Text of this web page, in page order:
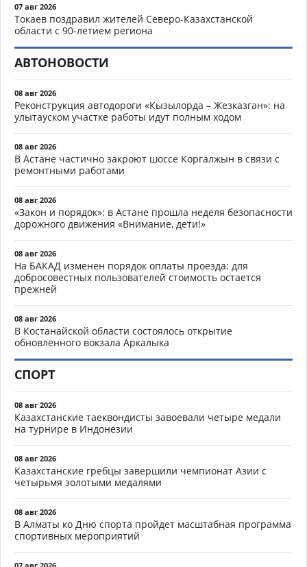
07 авг 2026
Токаев поздравил жителей Северо-Казахстанской
области с 90-летием региона
АВТОНОВОСТИ
08 авг 2026
Реконструкция автодороги «Кызылорда – Жезказган»: на
улытауском участке работы идут полным ходом
08 авг 2026
В Астане частично закроют шоссе Коргалжын в связи с
ремонтными работами
08 авг 2026
«Закон и порядок»: в Астане прошла неделя безопасности
дорожного движения «Внимание, дети!»
08 авг 2026
На БАКАД изменен порядок оплаты проезда: для
добросовестных пользователей стоимость остается
прежней
08 авг 2026
В Костанайской области состоялось открытие
обновленного вокзала Аркалыка
СПОРТ
08 авг 2026
Казахстанские таеквондисты завоевали четыре медали
на турнире в Индонезии
08 авг 2026
Казахстанские гребцы завершили чемпионат Азии с
четырьмя золотыми медалями
08 авг 2026
В Алматы ко Дню спорта пройдет масштабная программа
спортивных мероприятий
07 авг 2026